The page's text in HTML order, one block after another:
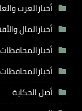
أخبارالعرب
أخبارالمال
أخبارالمحافظات
أصل الحكاية